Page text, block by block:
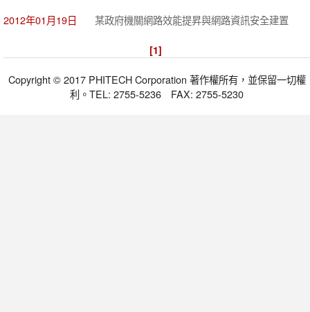
2012年01月19日 某政府機關網路效能提昇與網路資訊安全建置
[1]
Copyright © 2017 PHITECH Corporation 著作權所有，並保留一切權
利。TEL: 2755-5236 FAX: 2755-5230